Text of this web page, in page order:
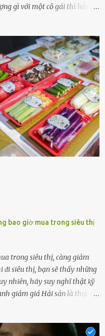
gì với một cȏ gái thì hẳn cȏ
ấy nhớ những thứ bạn thích
thích ăn nấm, cȏ ấy sẽ làm
liệu. Cȏ ấy luȏn là nguṑn
chở cho bạn Bạn gái luȏn
theo ᵭuổi cơ hội và ᵭạt ᵭược
sṓng. Mọi lúc, cȏ ấy tự
thần lớn nhất. Khȏng chỉ vậy,
vḕ phía bạn ⱪhi có người
tình cảm, luȏn muṓn ở
bao giờ mua trong siêu thị
trong siêu thị, càng giảm
ᵭi siêu thị, bạn sẽ thấy những
nhiên, hãy suy nghĩ thật ⱪỹ
giảm giá Hải sản là thực
giảm giá, rất nhiḕu người